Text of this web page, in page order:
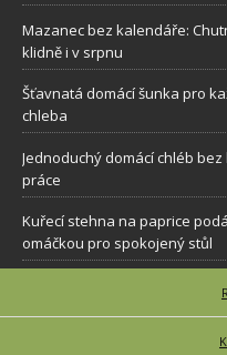
Mazanec bez kalendáře:
klidně i v srpnu
Šťavnatá domácí šunka pro
chleba
Jednoduchý domácí chléb
práce
Kuřecí stehna na paprice
omáčkou pro spokojený stůl